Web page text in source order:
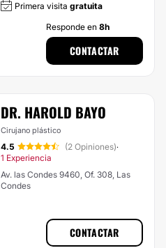
Primera visita gratuita
Responde en 8h
CONTACTAR
DR. HAROLD BAYO
Cirujano plástico
4.5 (2 Opiniones)·
1 Experiencia
Av. las Condes 9460, Of. 308, Las
Condes
CONTACTAR